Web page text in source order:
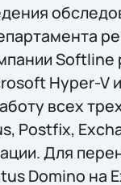
Softline
Hyper-V
всех
Postfix,
Для
Domino на